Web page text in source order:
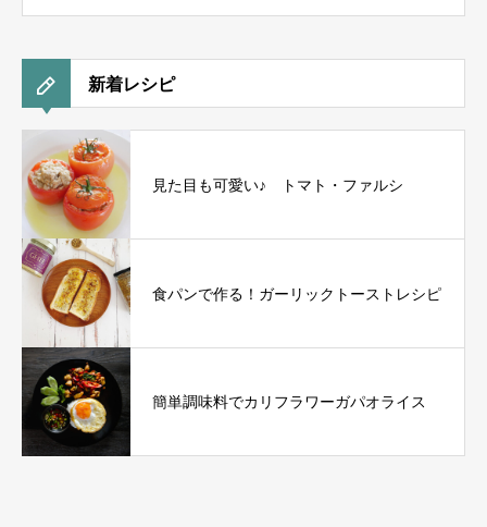
新着レシピ
見た目も可愛い♪ トマト・ファルシ
食パンで作る！ガーリックトーストレシピ
簡単調味料でカリフラワーガパオライス